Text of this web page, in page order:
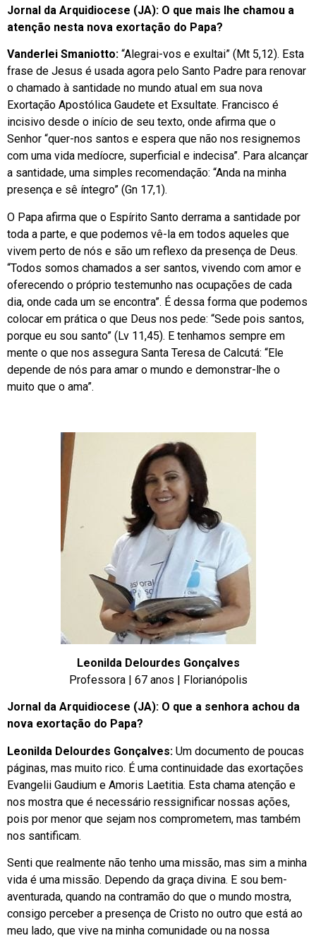
Jornal da Arquidiocese (JA): O que mais lhe chamou a
atenção nesta nova exortação do Papa?
Vanderlei Smaniotto: “Alegrai-vos e exultai” (Mt 5,12). Esta
frase de Jesus é usada agora pelo Santo Padre para renovar
o chamado à santidade no mundo atual em sua nova
Exortação Apostólica Gaudete et Exsultate. Francisco é
incisivo desde o início de seu texto, onde afirma que o
Senhor “quer-nos santos e espera que não nos resignemos
com uma vida medíocre, superficial e indecisa”. Para alcançar
a santidade, uma simples recomendação: “Anda na minha
presença e sê íntegro” (Gn 17,1).
O Papa afirma que o Espírito Santo derrama a santidade por
toda a parte, e que podemos vê-la em todos aqueles que
vivem perto de nós e são um reflexo da presença de Deus.
“Todos somos chamados a ser santos, vivendo com amor e
oferecendo o próprio testemunho nas ocupações de cada
dia, onde cada um se encontra”. É dessa forma que podemos
colocar em prática o que Deus nos pede: “Sede pois santos,
porque eu sou santo” (Lv 11,45). E tenhamos sempre em
mente o que nos assegura Santa Teresa de Calcutá: “Ele
depende de nós para amar o mundo e demonstrar-lhe o
muito que o ama”.
Leonilda Delourdes Gonçalves
Professora | 67 anos | Florianópolis
Jornal da Arquidiocese (JA): O que a senhora achou da
nova exortação do Papa?
Leonilda Delourdes Gonçalves: Um documento de poucas
páginas, mas muito rico. É uma continuidade das exortações
Evangelii Gaudium e Amoris Laetitia. Esta chama atenção e
nos mostra que é necessário ressignificar nossas ações,
pois por menor que sejam nos comprometem, mas também
nos santificam.
Senti que realmente não tenho uma missão, mas sim a minha
vida é uma missão. Dependo da graça divina. E sou bem-
aventurada, quando na contramão do que o mundo mostra,
consigo perceber a presença de Cristo no outro que está ao
meu lado, que vive na minha comunidade ou na nossa